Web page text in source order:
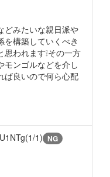
どみたいな親日派や
を構築していくべき
われます❕その一方
モンゴルなどを介し
ば良いので何ら心配
1) NG